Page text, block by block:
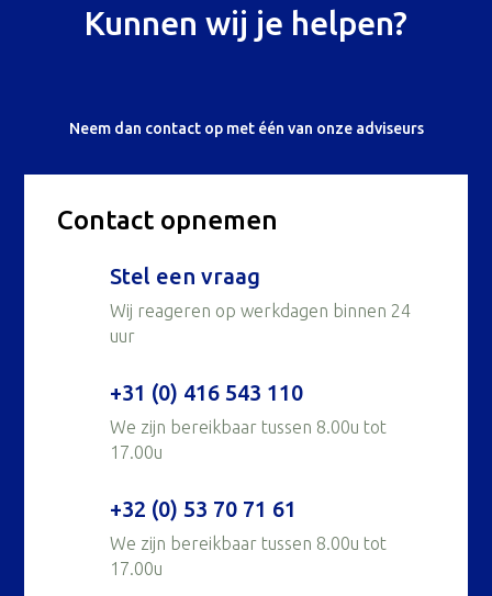
Kunnen wij je helpen?
Neem dan contact op met één van onze adviseurs
Contact opnemen
Stel een vraag
Wij reageren op werkdagen binnen 24
uur
+31 (0) 416 543 110
We zijn bereikbaar tussen 8.00u tot
17.00u
+32 (0) 53 70 71 61
We zijn bereikbaar tussen 8.00u tot
17.00u